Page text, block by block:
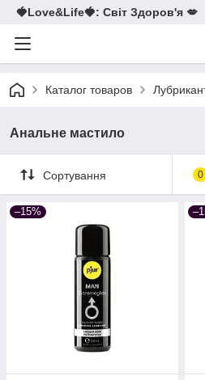
🍓Love&Life🍓: Світ Здоров'я 💋
Каталог товаров
Анальне мастило
Сортування 0
–15%